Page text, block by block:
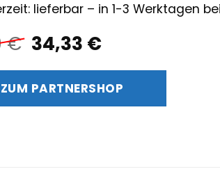
€ Ursprünglicher
Preis
war:
19,99 €
34,33 €Aktueller
ist:
34,33 €.
lieferbar – in 1-3 Werktagen
ZUM PARTNERSHOP